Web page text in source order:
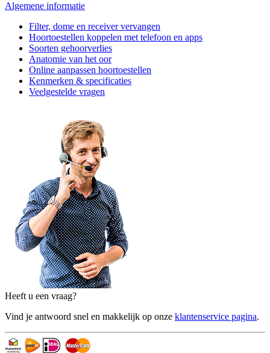
Algemene informatie
Filter, dome en receiver vervangen
Hoortoestellen koppelen met telefoon en apps
Soorten gehoorverlies
Anatomie van het oor
Online aanpassen hoortoestellen
Kenmerken & specificaties
Veelgestelde vragen
Heeft u een vraag?
Vind je antwoord snel en makkelijk op onze klantenservice pagina.